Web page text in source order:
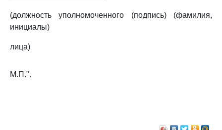
(должность уполномоченного (подпись) (фамилия,
инициалы)
лица)
М.П.".